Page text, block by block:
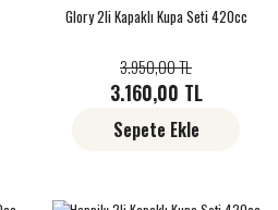
Glory 2li Kapaklı Kupa Seti 420cc
3.160,00 TL
3.950,00 TL
Sepete Ekle